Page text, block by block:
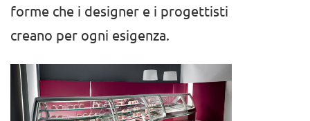
forme che i designer e i progettisti
creano per ogni esigenza.